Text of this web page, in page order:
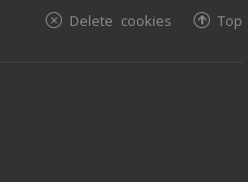
Top
Delete cookies